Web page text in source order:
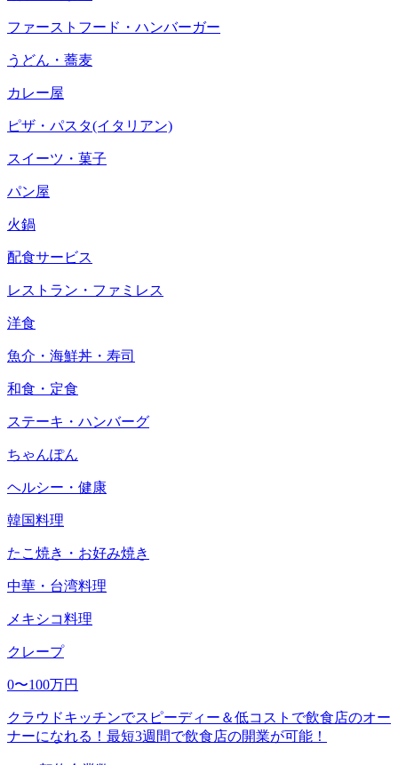
ファーストフード・ハンバーガー
うどん・蕎麦
カレー屋
ピザ・パスタ(イタリアン)
スイーツ・菓子
パン屋
火鍋
配食サービス
レストラン・ファミレス
洋食
魚介・海鮮丼・寿司
和食・定食
ステーキ・ハンバーグ
ちゃんぽん
ヘルシー・健康
韓国料理
たこ焼き・お好み焼き
中華・台湾料理
メキシコ料理
クレープ
0〜100万円
クラウドキッチンでスピーディー＆低コストで飲食店のオー
ナーになれる！最短3週間で飲食店の開業が可能！